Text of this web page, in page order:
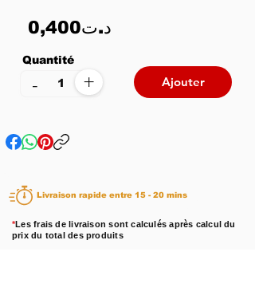
0,400د.ت
Quantité
+
- Ajouter
Livraison rapide entre 15 - 20 mins
*Les frais de livraison sont calculés après calcul du
prix du total des produits